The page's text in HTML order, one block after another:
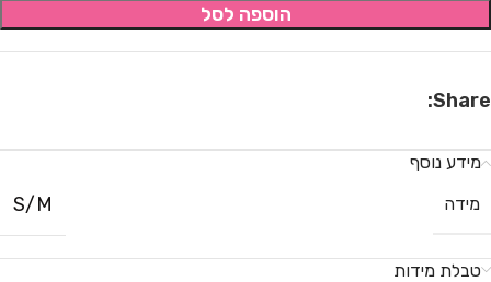
הוספה לסל
Share:
מידע נוסף
מידה
S/M
טבלת מידות